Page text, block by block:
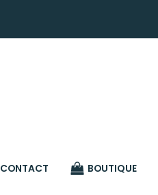
CONTACT BOUTIQUE